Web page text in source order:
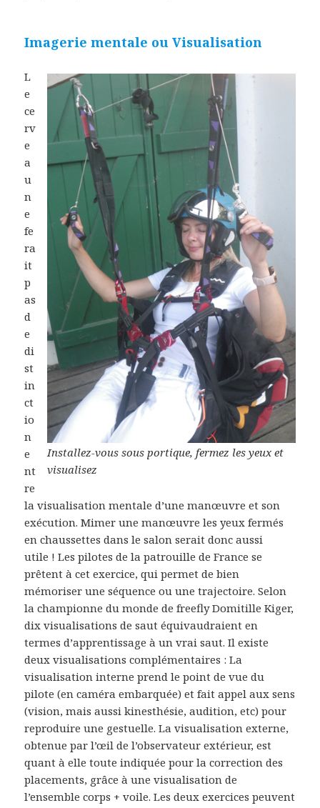
Imagerie mentale ou Visualisation
Installez-vous sous portique, fermez les yeux et
visualisez
L
e
ce
rv
e
a
u
n
e
fe
ra
it
p
as
d
e
di
st
in
ct
io
n
e
nt
re
la visualisation mentale d’une manœuvre et son
exécution. Mimer une manœuvre les yeux fermés
en chaussettes dans le salon serait donc aussi
utile ! Les pilotes de la patrouille de France se
prêtent à cet exercice, qui permet de bien
mémoriser une séquence ou une trajectoire. Selon
la championne du monde de freefly Domitille Kiger,
dix visualisations de saut équivaudraient en
termes d’apprentissage à un vrai saut. Il existe
deux visualisations complémentaires : La
visualisation interne prend le point de vue du
pilote (en caméra embarquée) et fait appel aux sens
(vision, mais aussi kinesthésie, audition, etc) pour
reproduire une gestuelle. La visualisation externe,
obtenue par l’œil de l’observateur extérieur, est
quant à elle toute indiquée pour la correction des
placements, grâce à une visualisation de
l’ensemble corps + voile. Les deux exercices peuvent